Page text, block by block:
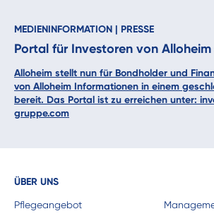
MEDIENINFORMATION | PRESSE
Portal für Investoren von
Alloheim stellt nun für Bondholder und
von Alloheim Informationen in einem
bereit. Das Portal ist zu erreichen unter:
gruppe.com
ÜBER UNS
Pflegeangebot